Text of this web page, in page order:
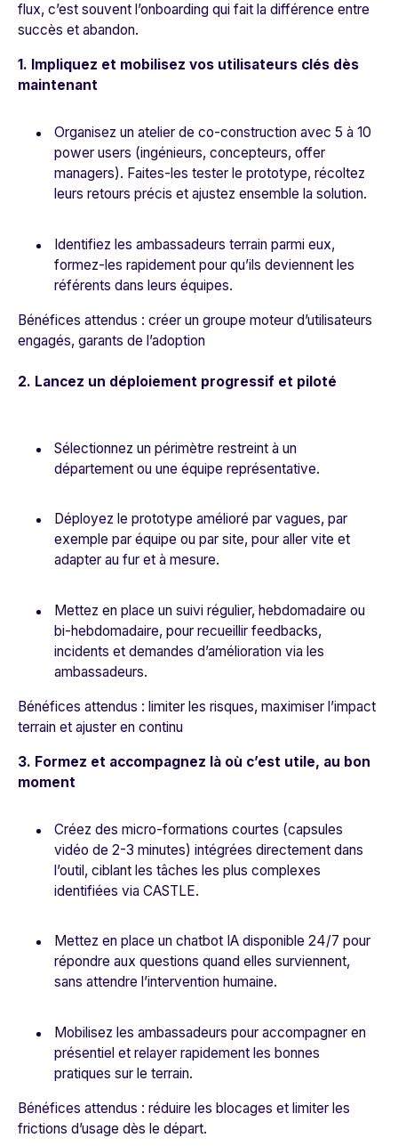
flux, c’est souvent l’onboarding qui fait la différence entre
succès et abandon.
1. Impliquez et mobilisez vos utilisateurs clés dès
maintenant
Organisez un atelier de co-construction avec 5 à 10
power users (ingénieurs, concepteurs, offer
managers). Faites-les tester le prototype, récoltez
leurs retours précis et ajustez ensemble la solution.
Identifiez les ambassadeurs terrain parmi eux,
formez-les rapidement pour qu’ils deviennent les
référents dans leurs équipes.
Bénéfices attendus : créer un groupe moteur d’utilisateurs
engagés, garants de l’adoption
2. Lancez un déploiement progressif et piloté
Sélectionnez un périmètre restreint à un
département ou une équipe représentative.
Déployez le prototype amélioré par vagues, par
exemple par équipe ou par site, pour aller vite et
adapter au fur et à mesure.
Mettez en place un suivi régulier, hebdomadaire ou
bi-hebdomadaire, pour recueillir feedbacks,
incidents et demandes d’amélioration via les
ambassadeurs.
Bénéfices attendus : limiter les risques, maximiser l’impact
terrain et ajuster en continu
3. Formez et accompagnez là où c’est utile, au bon
moment
Créez des micro-formations courtes (capsules
vidéo de 2-3 minutes) intégrées directement dans
l’outil, ciblant les tâches les plus complexes
identifiées via CASTLE.
Mettez en place un chatbot IA disponible 24/7 pour
répondre aux questions quand elles surviennent,
sans attendre l’intervention humaine.
Mobilisez les ambassadeurs pour accompagner en
présentiel et relayer rapidement les bonnes
pratiques sur le terrain.
Bénéfices attendus : réduire les blocages et limiter les
frictions d’usage dès le départ.